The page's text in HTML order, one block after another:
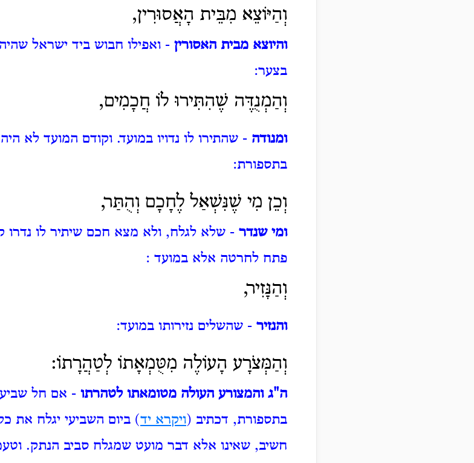
וְהַיּוֹצֵא מִבֵּית הָאֲסוּרִין,
והיוצא מבית האסורין - ואפילו חבוש ביד ישראל
בצער:
וְהַמְנֻדֶּה שֶׁהִתִּירוּ לוֹ חֲכָמִים,
ומנודה - שהתירו לו נדויו במועד. וקודם המועד לא
בתספורת:
וְכֵן מִי שֶׁנִּשְׁאַל לֶחָכָם וְהֻתַּר,
ומי שנדר - שלא לגלח, ולא מצא חכם שיתיר לו נדרו
פתח לחרטה אלא במועד :
וְהַנָּזִיר,
והנזיר - שהשלים נזירותו במועד:
וְהַמְּצֹרָע הָעוֹלֶה מִטֻּמְאָתוֹ לְטַהֲרָתוֹ:
ה"ג והמצורע העולה מטומאתו לטהרתו - אם חל
בתספורת, דכתיב (ויקרא יד) ביום השביעי יגלח את
חשיב, שאינו אלא דבר מועט שמגלח סביב הנתק.